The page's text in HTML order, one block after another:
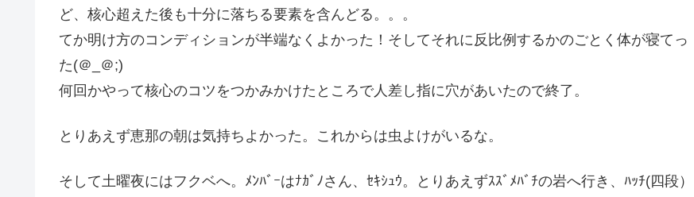
ど、核心超えた後も十分に落ちる要素を含んどる。。。
てか明け方のコンディションが半端なくよかった！そしてそれに反比例するかのごとく体が寝てっ
た(＠_＠;)
何回かやって核心のコツをつかみかけたところで人差し指に穴があいたので終了。
とりあえず恵那の朝は気持ちよかった。これからは虫よけがいるな。
そして土曜夜にはフクベへ。ﾒﾝﾊﾞｰはﾅｶﾞﾉさん、ｾｷｼｭｳ。とりあえずｽｽﾞﾒﾊﾞﾁの岩へ行き、ﾊｯﾁ(四段）